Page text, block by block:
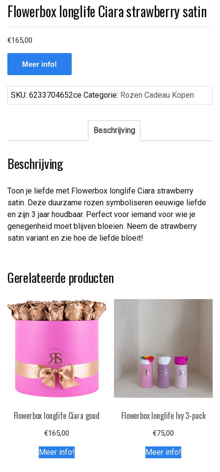
Flowerbox longlife Ciara strawberry satin
€165,00
Meer info!
SKU: 6233704652ce Categorie: Rozen Cadeau Kopen
Beschrijving
Beschrijving
Toon je liefde met Flowerbox longlife Ciara strawberry
satin. Deze duurzame rozen symboliseren eeuwige liefde
en zijn 3 jaar houdbaar. Perfect voor iemand voor wie je
genegenheid moet blijven bloeien. Neem de strawberry
satin variant en zie hoe de liefde bloeit!
Gerelateerde producten
Flowerbox longlife Ciara goud
€165,00
Meer info!
Flowerbox longlife Ivy 3-pack
€75,00
Meer info!